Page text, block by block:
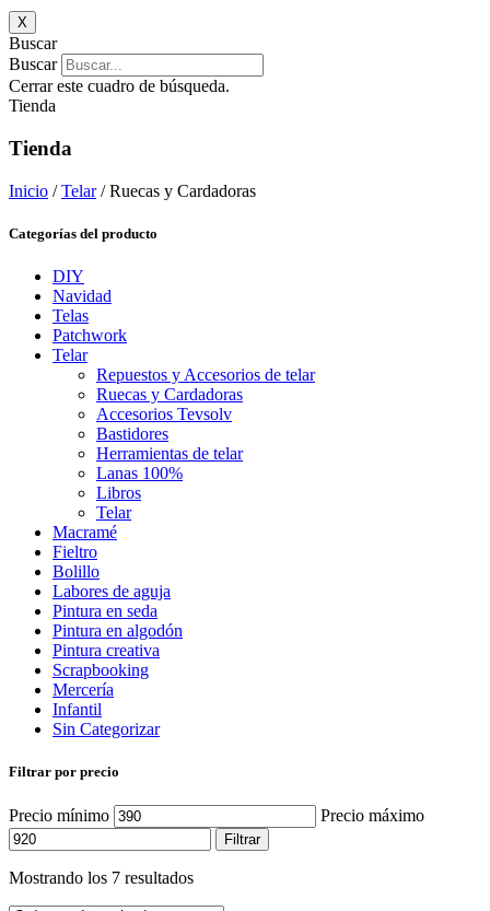
X
Buscar
Buscar
Cerrar este cuadro de búsqueda.
Tienda
Tienda
Inicio /Telar/ Ruecas y Cardadoras
Categorías del producto
DIY
Navidad
Telas
Patchwork
Telar
Repuestos y Accesorios de telar
Ruecas y Cardadoras
Accesorios Tevsolv
Bastidores
Herramientas de telar
Lanas 100%
Libros
Telar
Macramé
Fieltro
Bolillo
Labores de aguja
Pintura en seda
Pintura en algodón
Pintura creativa
Scrapbooking
Mercería
Infantil
Sin Categorizar
Filtrar por precio
Precio mínimo Precio máximo
Filtrar
Mostrando los 7 resultados